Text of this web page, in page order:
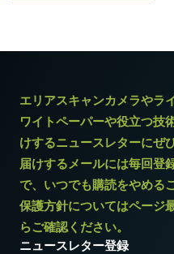
エリアスキャンカメラやラ
ワイトペーパーや役立つ技
けするニュースレターにぜ
届けするメールには毎回登
で、いつでも購読をやめる
保護方針についてはページ
らご確認ください。
ニュースレター登録